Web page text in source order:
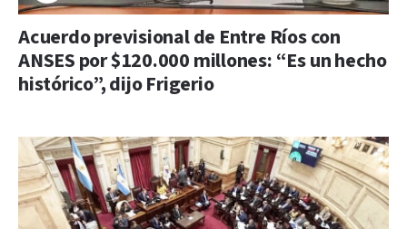
Acuerdo previsional de Entre Ríos con
ANSES por $120.000 millones: “Es un hecho
histórico”, dijo Frigerio